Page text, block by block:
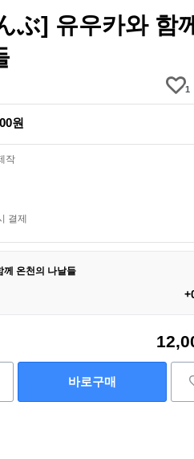
ぶ] 유우카와 함께
1
원
작
결제
께 온천의 나날들
바로구매